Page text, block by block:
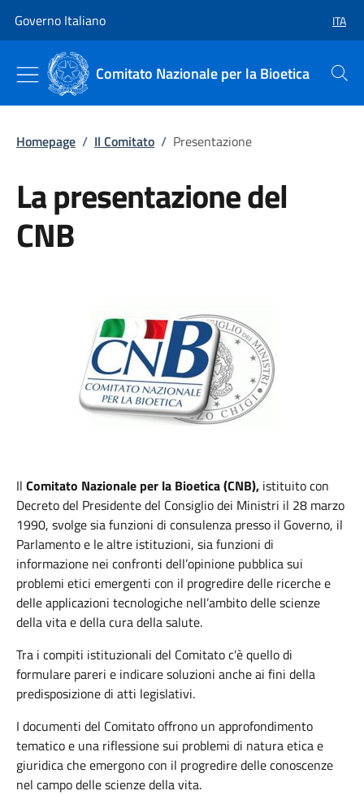
Governo Italiano ITA
Comitato Nazionale per la Bioetica Cerca
Homepage / Il Comitato / Presentazione
La presentazione del
CNB
Il Comitato Nazionale per la Bioetica (CNB), istituito con
Decreto del Presidente del Consiglio dei Ministri il 28 marzo
1990, svolge sia funzioni di consulenza presso il Governo, il
Parlamento e le altre istituzioni, sia funzioni di
informazione nei confronti dell’opinione pubblica sui
problemi etici emergenti con il progredire delle ricerche e
delle applicazioni tecnologiche nell’ambito delle scienze
della vita e della cura della salute.
Tra i compiti istituzionali del Comitato c'è quello di
formulare pareri e indicare soluzioni anche ai fini della
predisposizione di atti legislativi.
I documenti del Comitato offrono un approfondimento
tematico e una riflessione sui problemi di natura etica e
giuridica che emergono con il progredire delle conoscenze
nel campo delle scienze della vita.